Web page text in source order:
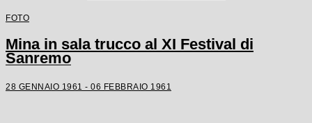
FOTO
Mina in sala trucco al XI Festival di
Sanremo
28 GENNAIO 1961 - 06 FEBBRAIO 1961